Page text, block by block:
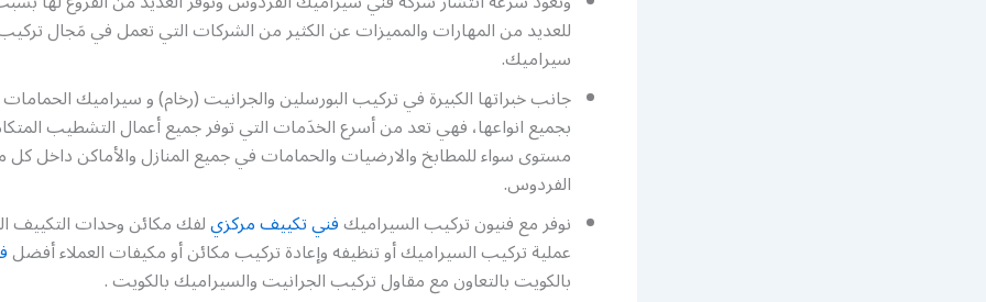
للعديد من المهارات والمميزات عن الكثير من الشركات التي تعمل في مَجال
سيراميك.
جانب خبراتها الكبيرة في تركيب البورسلين والجرانيت (رخام) و سيراميك
بجميع انواعها، فهي تعد من أسرع الخدَمات التي توفر جميع أعمال التشطيب
مستوى سواء للمطابخ والارضيات والحمامات في جميع المنازل والأماكن داخل
الفردوس.
نوفر مع فنيون تركيب السيراميكفني تكييف مركزيلفك مكائن وحدات التكييف
عملية تركيب السيراميك أو تنظيفه وإعادة تركيب مكائن أو مكيفات العملاء أفضل
بالكويت بالتعاون مع مقاول تركيب الجرانيت والسيراميك بالكويت .